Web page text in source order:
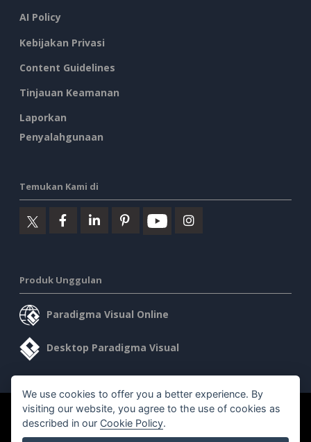
AI Policy
Kebijakan Privasi
Content Guidelines
Tinjauan Keamanan
Laporkan
Penyalahgunaan
Temukan Kami di
Produk Unggulan
Paradigma Visual Online
Desktop Paradigma Visual
©2026 by Visual Paradigm. Semua hak cipta dilindungi undang-
undang.
We use cookies to offer you a better experience. By
visiting our website, you agree to the use of cookies as
described in our Cookie Policy.